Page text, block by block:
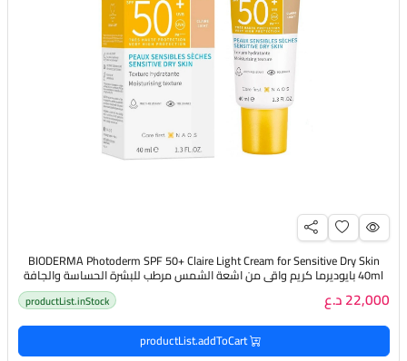
BIODERMA Photoderm SPF 50+ Claire Light Cream for Sensitive Dry Skin
40ml بايوديرما كريم واقي من اشعة الشمس مرطب للبشرة الحساسة والجافة
22,000 د.ع productList.inStock
productList.addToCart